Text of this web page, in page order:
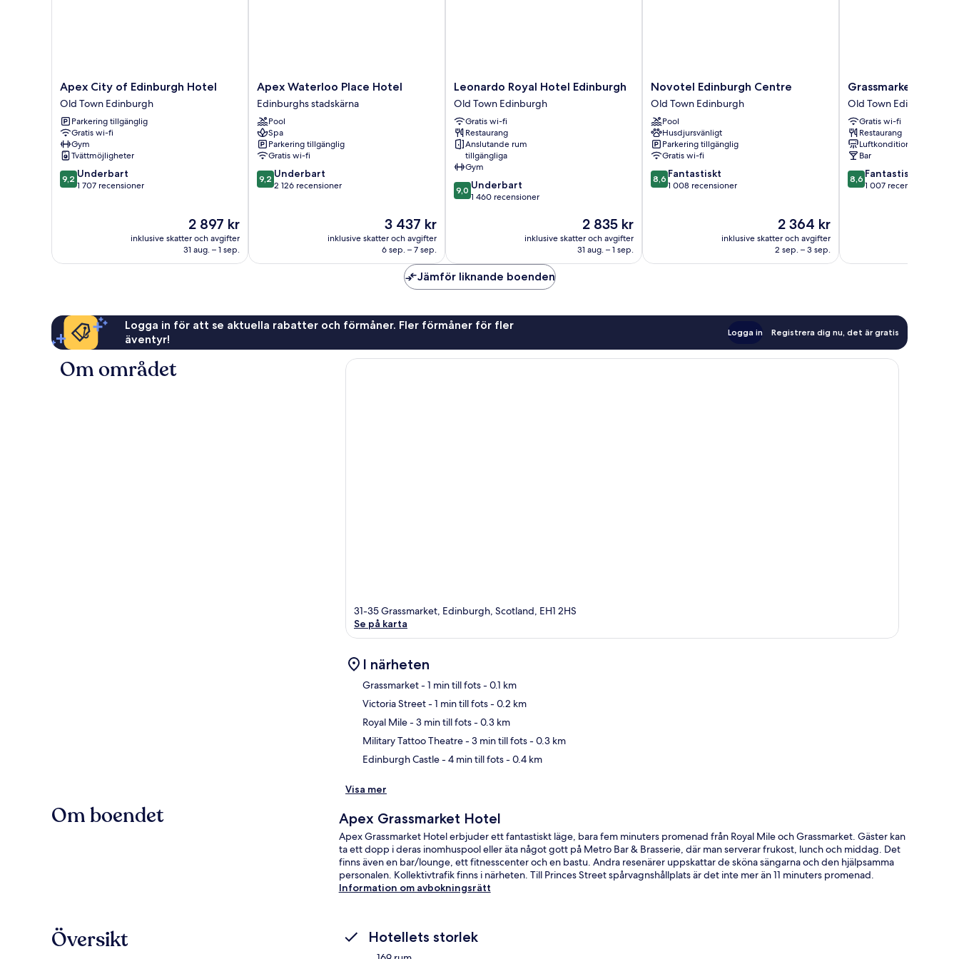
Apex
City
of
Edinburgh
Hotel
Old
Town
Edinburgh
Apex City of Edinburgh Hotel
Old Town Edinburgh
Parkering tillgänglig
Gratis wi-fi
Gym
Tvättmöjligheter
9.2
av
9,2 Underbart
1 707 recensioner
Priset
är
2 897 kr
2 897 kr
inklusive skatter och avgifter
31 aug. – 1 sep.
Apex
Waterloo
Place
Hotel
Edinburghs
stadskärna
Apex Waterloo Place Hotel
Edinburghs stadskärna
Pool
Spa
Parkering tillgänglig
Gratis wi-fi
9.2
av
9,2 Underbart
2 126 recensioner
Priset
är
3 437 kr
3 437 kr
inklusive skatter och avgifter
6 sep. – 7 sep.
Leonardo
Royal
Hotel
Edinburgh
Old
Town
Edinburgh
Leonardo Royal Hotel Edinburgh
Old Town Edinburgh
Gratis wi-fi
Restaurang
Anslutande rum
tillgängliga
Gym
9.0
av
1 460 recensioner
9,0 Underbart
1 460 recensioner
Priset
är
2 835 kr
2 835 kr
inklusive skatter och avgifter
31 aug. – 1 sep.
Novotel
Edinburgh
Centre
Old
Town
Edinburgh
Novotel Edinburgh Centre
Old Town Edinburgh
Pool
Husdjursvänligt
Parkering tillgänglig
Gratis wi-fi
8.6
av
8,6 Fantastiskt
1 008 recensioner
Priset
är
2 364 kr
2 364 kr
inklusive skatter och avgifter
2 sep. – 3 sep.
Grassmarket
hotel
Old
Town
Edinburgh
Grassmarket hotel
Old Town Edinburgh
Gratis wi-fi
Restaurang
Luftkonditionering
Bar
8.6
av
8,6 Fantastiskt
1 007 recensioner
Jämför liknande boenden
Logga in för att se aktuella rabatter och förmåner. Fler förmåner för fler
äventyr!
Logga in Registrera dig nu, det är gratis
Om området
31-35 Grassmarket, Edinburgh, Scotland, EH1 2HS
Se på karta
I närheten
Grassmarket- 1 min till fots- 0.1 km
Victoria Street- 1 min till fots- 0.2 km
Royal Mile- 3 min till fots- 0.3 km
Military Tattoo Theatre- 3 min till fots- 0.3 km
Edinburgh Castle- 4 min till fots- 0.4 km
Visa mer
Om boendet Apex Grassmarket Hotel
Apex Grassmarket Hotel erbjuder ett fantastiskt läge, bara fem minuters promenad från Royal Mile och Grassmarket. Gäster kan
ta ett dopp i deras inomhuspool eller äta något gott på Metro Bar & Brasserie, där man serverar frukost, lunch och middag. Det
finns även en bar/lounge, ett fitnesscenter och en bastu. Andra resenärer uppskattar de sköna sängarna och den hjälpsamma
personalen. Kollektivtrafik finns i närheten. Till Princes Street spårvagnshållplats är det inte mer än 11 minuters promenad.
Information om avbokningsrätt
Översikt Hotellets storlek